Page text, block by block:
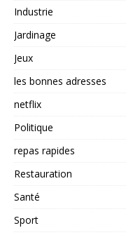
Industrie
Jardinage
Jeux
les bonnes adresses
netflix
Politique
repas rapides
Restauration
Santé
Sport